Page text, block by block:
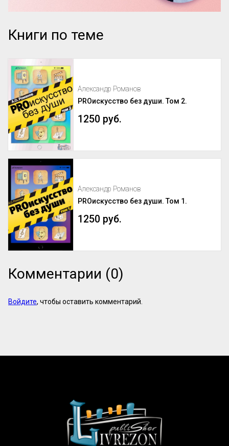
Книги по теме
Александр Романов
PROискусство без души. Том 2.
1250 руб.
Александр Романов
PROискусство без души. Том 1.
1250 руб.
Комментарии (0)
Войдите, чтобы оставить комментарий.